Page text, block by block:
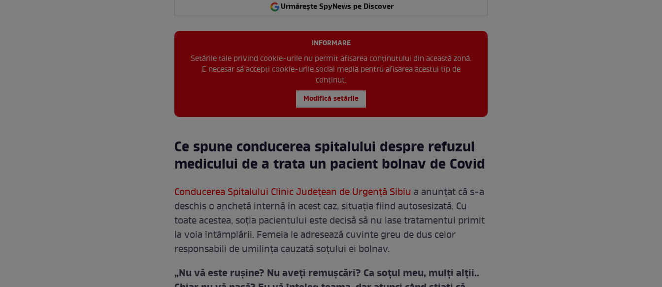
Urmărește SpyNews pe Discover
INFORMARE
Setările tale privind cookie-urile nu permit afișarea conținutului din această zonă.
E necesar să accepți cookie-urile social media pentru afisarea acestui tip de
conținut.
Modifică setările
Ce spune conducerea spitalului despre refuzul
medicului de a trata un pacient bolnav de Covid
Conducerea Spitalului Clinic Județean de Urgență Sibiu a anunțat că s-a
deschis o anchetă internă în acest caz, situația fiind autosesizată. Cu
toate acestea, soția pacientului este decisă să nu lase tratamentul primit
la voia întâmplării. Femeia le adresează cuvinte greu de dus celor
responsabili de umilința cauzată soțului ei bolnav.
„Nu vă este ruşine? Nu aveţi remuşcări? Ca soţul meu, mulţi alţii..